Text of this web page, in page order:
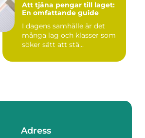
Att tjäna pengar till laget:
En omfattande guide
I dagens samhälle är det
många lag och klasser som
söker sätt att stä...
Adress